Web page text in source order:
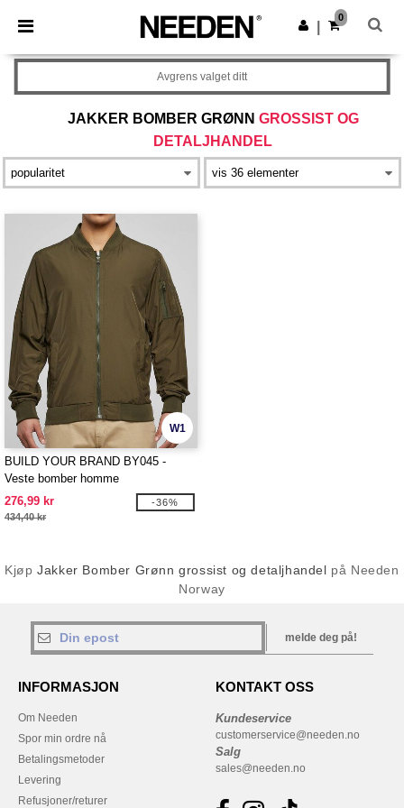
× Needen-app
Bedre priser i appen!
Last ned app
0
JAKKER BOMBER GRØNN GROSSIST OG
DETALJHANDEL
Avgrens valget ditt
W1
BUILD YOUR BRAND BY045 -
Veste bomber homme
276,99 kr
434,40 kr
-36%
KjøpJakker Bomber Grønn grossist og detaljhandel på Needen
Norway
melde deg på!
INFORMASJON
Om Needen
Spor min ordre nå
Betalingsmetoder
Levering
Refusjoner/returer
KONTAKT OSS
Kundeservice
customerservice@needen.no
Salg
sales@needen.no